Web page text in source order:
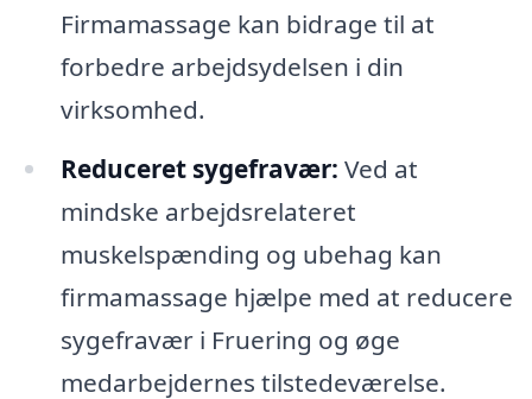
Firmamassage kan bidrage til at
forbedre arbejdsydelsen i din
virksomhed.
Reduceret sygefravær: Ved at
mindske arbejdsrelateret
muskelspænding og ubehag kan
firmamassage hjælpe med at reducere
sygefravær i Fruering og øge
medarbejdernes tilstedeværelse.